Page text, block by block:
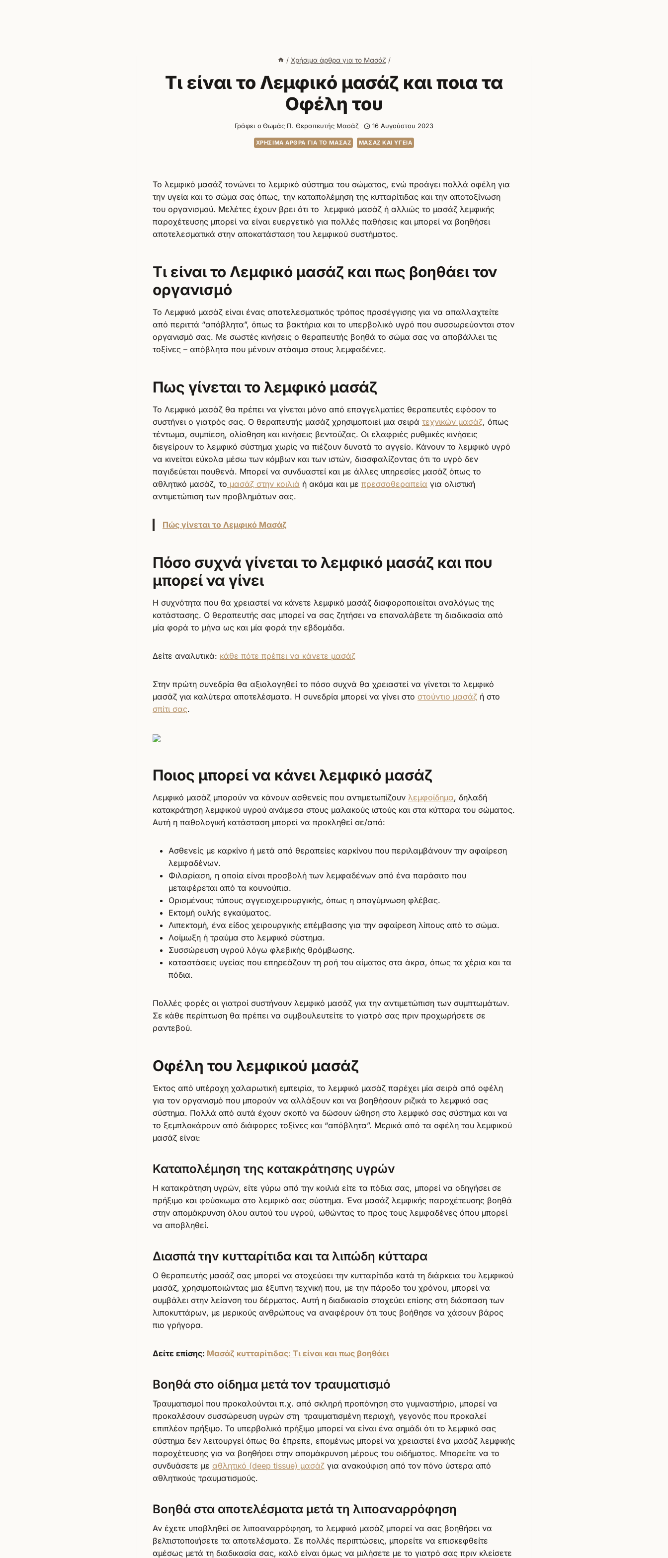
/ Χρήσιμα άρθρα για το Μασάζ /
Τι είναι το Λεμφικό μασάζ και ποια τα
Οφέλη του
Γράφει ο Θωμάς Π. Θεραπευτής Μασάζ 16 Αυγούστου 2023
ΧΡΉΣΙΜΑ ΆΡΘΡΑ ΓΙΑ ΤΟ ΜΑΣΆΖ ΜΑΣΆΖ ΚΑΙ ΥΓΕΊΑ
Το λεμφικό μασάζ τονώνει το λεμφικό σύστημα του σώματος, ενώ προάγει πολλά οφέλη για
την υγεία και το σώμα σας όπως, την καταπολέμηση της κυτταρίτιδας και την αποτοξίνωση
του οργανισμού. Μελέτες έχουν βρει ότι το λεμφικό μασάζ ή αλλιώς το μασάζ λεμφικής
παροχέτευσης μπορεί να είναι ευεργετικό για πολλές παθήσεις και μπορεί να βοηθήσει
αποτελεσματικά στην αποκατάσταση του λεμφικού συστήματος.
Τι είναι το Λεμφικό μασάζ και πως βοηθάει τον
οργανισμό
Το Λεμφικό μασάζ είναι ένας αποτελεσματικός τρόπος προσέγγισης για να απαλλαχτείτε
από περιττά “απόβλητα”, όπως τα βακτήρια και το υπερβολικό υγρό που συσσωρεύονται στον
οργανισμό σας. Με σωστές κινήσεις ο θεραπευτής βοηθά το σώμα σας να αποβάλλει τις
τοξίνες – απόβλητα που μένουν στάσιμα στους λεμφαδένες.
Πως γίνεται το λεμφικό μασάζ
Το Λεμφικό μασάζ θα πρέπει να γίνεται μόνο από επαγγελματίες θεραπευτές εφόσον το
συστήνει ο γιατρός σας. Ο θεραπευτής μασάζ χρησιμοποιεί μια σειρά τεχνικών μασάζ, όπως
τέντωμα, συμπίεση, ολίσθηση και κινήσεις βεντούζας.‌ Οι ελαφριές ρυθμικές κινήσεις
διεγείρουν το λεμφικό σύστημα χωρίς να πιέζουν δυνατά το αγγείο. Κάνουν το λεμφικό υγρό
να κινείται εύκολα μέσω των κόμβων και των ιστών, διασφαλίζοντας ότι το υγρό δεν
παγιδεύεται πουθενά. Μπορεί να συνδυαστεί και με άλλες υπηρεσίες μασάζ όπως το
αθλητικό μασάζ, το μασάζ στην κοιλιά ή ακόμα και με πρεσσοθεραπεία για ολιστική
αντιμετώπιση των προβλημάτων σας.
Πώς γίνεται το Λεμφικό Μασάζ
Πόσο συχνά γίνεται το λεμφικό μασάζ και που
μπορεί να γίνει
Η συχνότητα που θα χρειαστεί να κάνετε λεμφικό μασάζ διαφοροποιείται αναλόγως της
κατάστασης. Ο θεραπευτής σας μπορεί να σας ζητήσει να επαναλάβετε τη διαδικασία από
μία φορά το μήνα ως και μία φορά την εβδομάδα.
Δείτε αναλυτικά: κάθε πότε πρέπει να κάνετε μασάζ
Στην πρώτη συνεδρία θα αξιολογηθεί το πόσο συχνά θα χρειαστεί να γίνεται το λεμφικό
μασάζ για καλύτερα αποτελέσματα. Η συνεδρία μπορεί να γίνει στο στούντιο μασάζ ή στο
σπίτι σας.
Ποιος μπορεί να κάνει λεμφικό μασάζ
Λεμφικό μασάζ μπορούν να κάνουν ασθενείς που αντιμετωπίζουν λεμφοίδημα, δηλαδή
κατακράτηση λεμφικού υγρού ανάμεσα στους μαλακούς ιστούς και στα κύτταρα του σώματος.
Αυτή η παθολογική κατάσταση μπορεί να προκληθεί σε/από:
Ασθενείς με καρκίνο ή μετά από θεραπείες καρκίνου που περιλαμβάνουν την αφαίρεση
λεμφαδένων.
Φιλαρίαση, η οποία είναι προσβολή των λεμφαδένων από ένα παράσιτο που
μεταφέρεται από τα κουνούπια.
Ορισμένους τύπους αγγειοχειρουργικής, όπως η απογύμνωση φλέβας.
Εκτομή ουλής εγκαύματος.
Λιπεκτομή, ένα είδος χειρουργικής επέμβασης για την αφαίρεση λίπους από το σώμα.
Λοίμωξη ή τραύμα στο λεμφικό σύστημα.
Συσσώρευση υγρού λόγω φλεβικής θρόμβωσης.
καταστάσεις υγείας που επηρεάζουν τη ροή του αίματος στα άκρα, όπως τα χέρια και τα
πόδια.
Πολλές φορές οι γιατροί συστήνουν λεμφικό μασάζ για την αντιμετώπιση των συμπτωμάτων.
Σε κάθε περίπτωση θα πρέπει να συμβουλευτείτε το γιατρό σας πριν προχωρήσετε σε
ραντεβού.
Οφέλη του λεμφικού μασάζ
Έκτος από υπέροχη χαλαρωτική εμπειρία, το λεμφικό μασάζ παρέχει μία σειρά από οφέλη
για τον οργανισμό που μπορούν να αλλάξουν και να βοηθήσουν ριζικά το λεμφικό σας
σύστημα. Πολλά από αυτά έχουν σκοπό να δώσουν ώθηση στο λεμφικό σας σύστημα και να
το ξεμπλοκάρουν από διάφορες τοξίνες και “απόβλητα”. Μερικά από τα οφέλη του λεμφικού
μασάζ είναι:
Καταπολέμηση της κατακράτησης υγρών
Η κατακράτηση υγρών, είτε γύρω από την κοιλιά είτε τα πόδια σας, μπορεί να οδηγήσει σε
πρήξιμο και φούσκωμα στο λεμφικό σας σύστημα. Ένα μασάζ λεμφικής παροχέτευσης βοηθά
στην απομάκρυνση όλου αυτού του υγρού, ωθώντας το προς τους λεμφαδένες όπου μπορεί
να αποβληθεί.
Διασπά την κυτταρίτιδα και τα λιπώδη κύτταρα
Ο θεραπευτής μασάζ σας μπορεί να στοχεύσει την κυτταρίτιδα κατά τη διάρκεια του λεμφικού
μασάζ, χρησιμοποιώντας μια έξυπνη τεχνική που, με την πάροδο του χρόνου, μπορεί να
συμβάλει στην λείανση του δέρματος. Αυτή η διαδικασία στοχεύει επίσης στη διάσπαση των
λιποκυττάρων, με μερικούς ανθρώπους να αναφέρουν ότι τους βοήθησε να χάσουν βάρος
πιο γρήγορα.
Δείτε επίσης: Μασάζ κυτταρίτιδας: Τι είναι και πως βοηθάει
Βοηθά στο οίδημα μετά τον τραυματισμό
Τραυματισμοί που προκαλούνται π.χ. από σκληρή προπόνηση στο γυμναστήριο, μπορεί να
προκαλέσουν συσσώρευση υγρών στη τραυματισμένη περιοχή, γεγονός που προκαλεί
επιπλέον πρήξιμο. Το υπερβολικό πρήξιμο μπορεί να είναι ένα σημάδι ότι το λεμφικό σας
σύστημα δεν λειτουργεί όπως θα έπρεπε, επομένως μπορεί να χρειαστεί ένα μασάζ λεμφικής
παροχέτευσης για να βοηθήσει στην απομάκρυνση μέρους του οιδήματος. Μπορείτε να το
συνδυάσετε με αθλητικό (deep tissue) μασάζ για ανακούφιση από τον πόνο ύστερα από
αθλητικούς τραυματισμούς.
Βοηθά στα αποτελέσματα μετά τη λιποαναρρόφηση
Αν έχετε υποβληθεί σε λιποαναρρόφηση, το λεμφικό μασάζ μπορεί να σας βοηθήσει να
βελτιστοποιήσετε τα αποτελέσματα. Σε πολλές περιπτώσεις, μπορείτε να επισκεφθείτε
αμέσως μετά τη διαδικασία σας, καλό είναι όμως να μιλήσετε με το γιατρό σας πριν κλείσετε